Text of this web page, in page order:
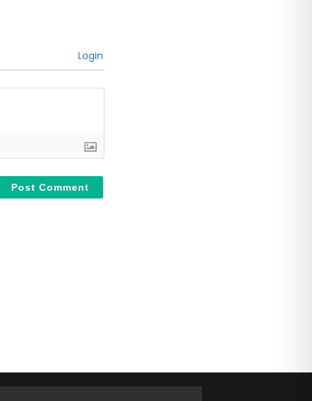
Login